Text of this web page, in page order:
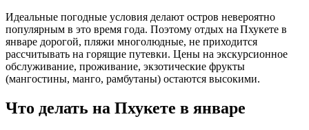
Идеальные погодные условия делают остров невероятно
популярным в это время года. Поэтому отдых на Пхукете в
январе дорогой, пляжи многолюдные, не приходится
рассчитывать на горящие путевки. Цены на экскурсионное
обслуживание, проживание, экзотические фрукты
(мангостины, манго, рамбутаны) остаются высокими.
Что делать на Пхукете в январе